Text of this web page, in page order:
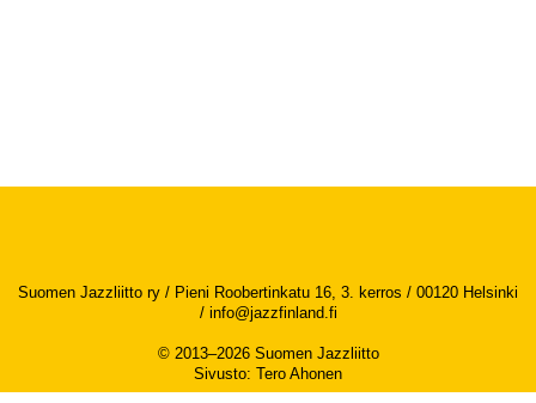
Suomen Jazzliitto ry / Pieni Roobertinkatu 16, 3. kerros / 00120 Helsinki
/ info@jazzfinland.fi
© 2013–2026 Suomen Jazzliitto
Sivusto: Tero Ahonen